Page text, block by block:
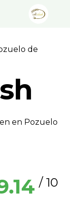
de
en Pozuelo
/ 10